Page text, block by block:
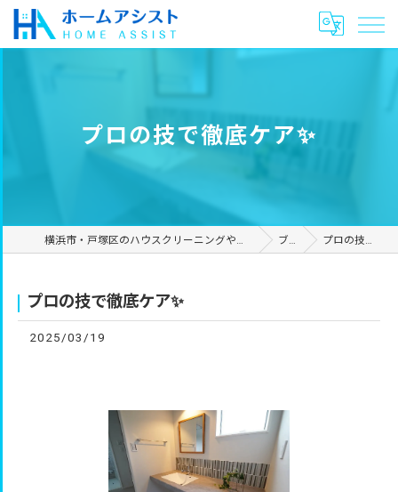
プロの技で徹底ケア✨
横浜市・戸塚区のハウスクリーニングやリフォームは合同会社ホームアシスト ブログ プロの技で徹底ケア✨
プロの技で徹底ケア✨
2025/03/19